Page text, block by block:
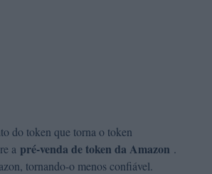
do token que torna o token
a pré-venda de token da Amazon .
tornando-o menos confiável.